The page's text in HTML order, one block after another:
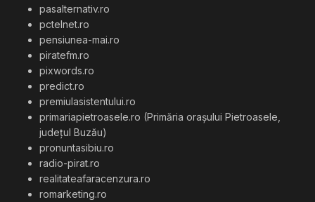
pasalternativ.ro
pctelnet.ro
pensiunea-mai.ro
piratefm.ro
pixwords.ro
predict.ro
premiulasistentului.ro
primariapietroasele.ro (Primăria orașului Pietroasele,
județul Buzău)
pronuntasibiu.ro
radio-pirat.ro
realitateafaracenzura.ro
romarketing.ro